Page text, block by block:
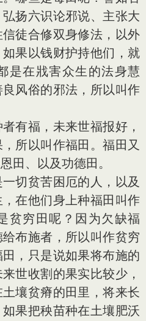
扬六识论邪说、主张大
徒合修双身修法，以外
果以钱财护持他们，就
是在戕害众生的法身慧
风俗的邪法，所以叫作
有福，未来世福报好，
所以叫作福田。福田又
田、以及功德田。
切贫苦困厄的人，以及
在他们身上种福田叫作
贫穷田呢？因为欠缺福
布施者，所以叫作贫穷
，只是说如果将布施的
世收割的果实比较少，
壤贫瘠的田里，将来长
果把秧苗种在土壤肥沃